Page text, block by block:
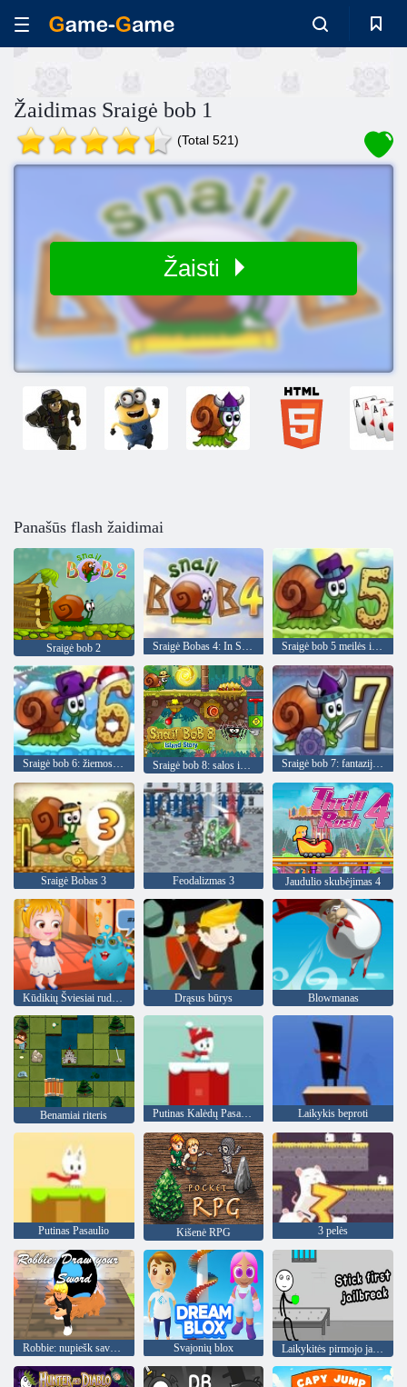
Žaidimas Sraigė bob 1
(Total 521)
Žaisti
Panašūs flash žaidimai
Sraigė bob 2 Sraigė Bobas 4: In Space Sraigė bob 5 meilės istorija
Sraigė bob 6: žiemos istorija Sraigė bob 8: salos istorija Sraigė bob 7: fantazijos istorija
Sraigė Bobas 3 Feodalizmas 3 Jaudulio skubėjimas 4
Kūdikių Šviesiai ruda Alien draugui Drąsus būrys Blowmanas
Benamiai riteris Putinas Kalėdų Pasaulio Laikykis beproti
Putinas Pasaulio Kišenė RPG 3 pelės
Robbie: nupiešk savo kardą Svajonių blox Laikykitės pirmojo jailbreak